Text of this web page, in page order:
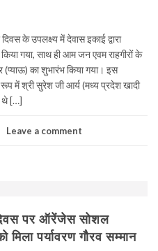
के उपलक्ष्य में देवास इकाई द्वारा
गया, साथ ही आम जन एवम राहगीरों के
का शुभारंभ किया गया। इस
में श्री सुरेश जी आर्य (मध्य प्रदेश खादी
थे […]
Leave a comment
दिवस पर ऑरेंजेस सोशल
पर्यावरण गौैरव सम्मान